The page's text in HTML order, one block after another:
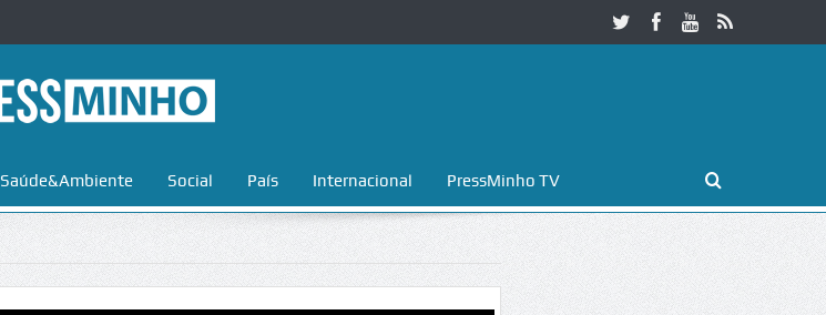
Saúde&Ambiente Social País Internacional PressMinho TV